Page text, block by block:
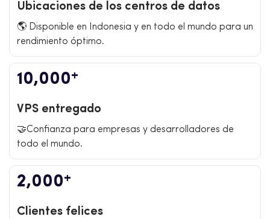
Ubicaciones de los centros de datos
🌎 Disponible en Indonesia y en todo el mundo para un
rendimiento óptimo.
10,000+
VPS entregado
🤝Confianza para empresas y desarrolladores de
todo el mundo.
2,000+
Clientes felices